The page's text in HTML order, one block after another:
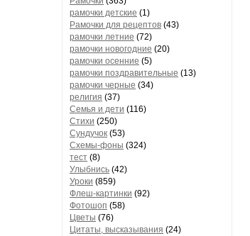
рамочки детские (1)
Рамочки для рецептов (43)
рамочки летние (72)
рамочки новогодние (20)
рамочки осенние (5)
рамочки поздравительные (13)
рамочки черные (34)
религия (37)
Семья и дети (116)
Стихи (250)
Сундучок (53)
Схемы-фоны (324)
тест (8)
Улыбнись (42)
Уроки (859)
Флеш-картинки (92)
Фотошоп (58)
Цветы (76)
Цитаты, высказывания (24)